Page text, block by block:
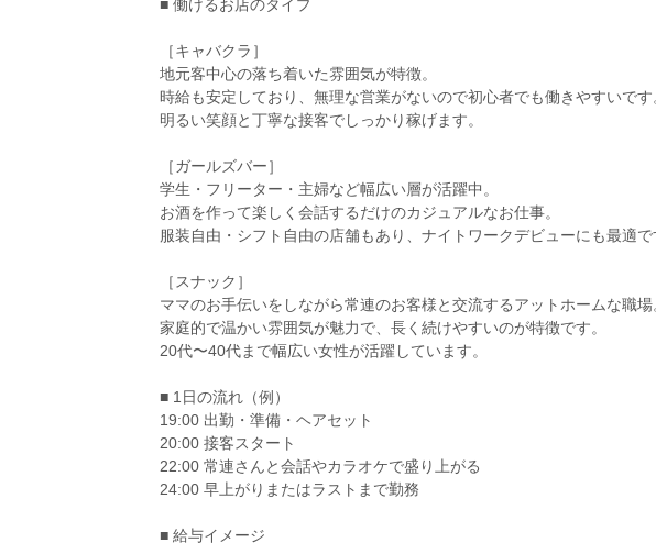
■ 働けるお店のタイプ
［キャバクラ］
地元客中心の落ち着いた雰囲気が特徴。
時給も安定しており、無理な営業がないので初心者でも働きやすいです
明るい笑顔と丁寧な接客でしっかり稼げます。
［ガールズバー］
学生・フリーター・主婦など幅広い層が活躍中。
お酒を作って楽しく会話するだけのカジュアルなお仕事。
服装自由・シフト自由の店舗もあり、ナイトワークデビューにも最適で
［スナック］
ママのお手伝いをしながら常連のお客様と交流するアットホームな職場
家庭的で温かい雰囲気が魅力で、長く続けやすいのが特徴です。
20代〜40代まで幅広い女性が活躍しています。
■ 1日の流れ（例）
19:00 出勤・準備・ヘアセット
20:00 接客スタート
22:00 常連さんと会話やカラオケで盛り上がる
24:00 早上がりまたはラストまで勤務
■ 給与イメージ